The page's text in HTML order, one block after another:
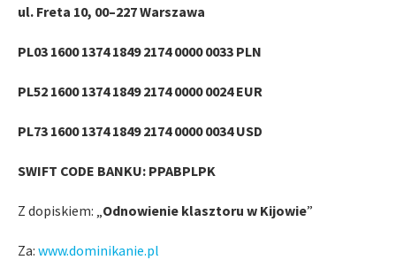
ul. Freta 10, 00–227 Warszawa
PL03 1600 1374 1849 2174 0000 0033 PLN
PL52 1600 1374 1849 2174 0000 0024 EUR
PL73 1600 1374 1849 2174 0000 0034 USD
SWIFT CODE BANKU: PPABPLPK
Z dopiskiem: „ Odnowienie klasztoru w Kijowie”
Za: www.dominikanie.pl